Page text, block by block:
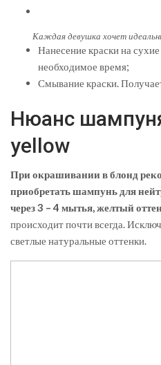
Каждая девушка хочет
Нанесение краски на
необходимое время;
Смывание краски.
Нюанс
yellow
При окрашивании в блонд
приобретать шампунь для
через 3 – 4 мытья, желтый
происходит почти всегда.
светлые натуральные оттенки.